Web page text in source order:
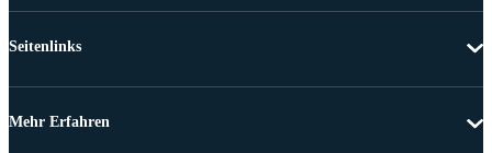
Seitenlinks
Mehr Erfahren